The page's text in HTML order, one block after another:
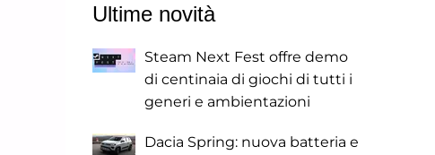
Ultime novità
Steam Next Fest offre demo
di centinaia di giochi di tutti i
generi e ambientazioni
Dacia Spring: nuova batteria e